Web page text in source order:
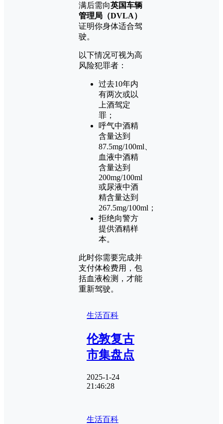
满后需向英国车辆
管理局（DVLA）
证明你身体适合驾
驶。
以下情况可视为高
风险犯罪者：
过去10年内
有两次或以
上酒驾定
罪；
呼气中酒精
含量达到
87.5mg/100ml、
血液中酒精
含量达到
200mg/100ml
或尿液中酒
精含量达到
267.5mg/100ml；
拒绝向警方
提供酒精样
本。
此时你需要完成并
支付体检费用，包
括血液检测，才能
重新驾驶。
生活百科
伦敦复古
市集盘点
2025-1-24
21:46:28
生活百科